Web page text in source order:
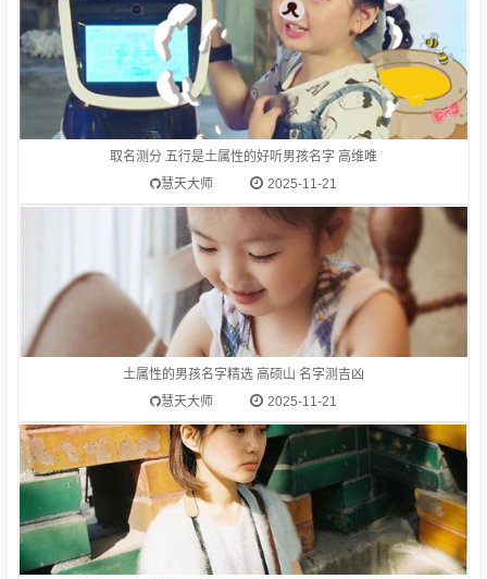
取名测分 五行是土属性的好听男孩名字 高维唯
慧天大师
2025-11-21
1.高硕山-字典释意高,笔画数是 10高 读音是gāo,高gāo由下到上
距离大的，与“低”相对：高峰。高空。高踞。高原。高耸。高山
流水（喻知己、知音或乐曲高妙）。高屋建瓴（形容居高临下的
形势）。高瞻远瞩。高度：他身高一米八。等级在上的：高级。
高考。在一般标准或平均程度之上：高质量。高消费。高价。
土属性的男孩名字精选 高硕山 名字测吉凶
慧天大师
2025-11-21
1.林依容-字典释意林,笔画数是 8林 读音是lín,林lín长在一片土地
上的许多树木或竹子：树林。森林。林海。林薮（ａ．山林小
泽；ｂ．喻丛集的处所）。聚集在一起的同类的人或事物：书
林。艺林。碑林。儒林。姓。circlesforestwoodsLin林的涵义